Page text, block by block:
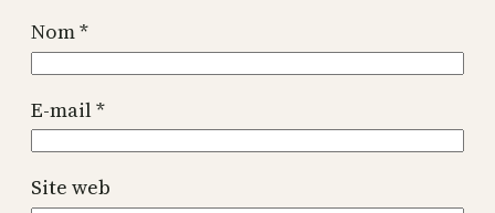
Nom*
E-mail*
Site web